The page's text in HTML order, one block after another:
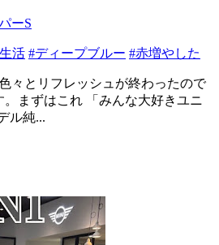
ーS
活 #ディープブルー #赤増やした
々とリフレッシュが終わったので
まずはこれ 「みんな大好きユニ
ル純...